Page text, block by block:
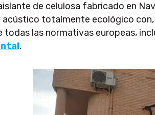
de celulosa fabricado en
totalmente ecológico con,
todas las normativas europeas,
.